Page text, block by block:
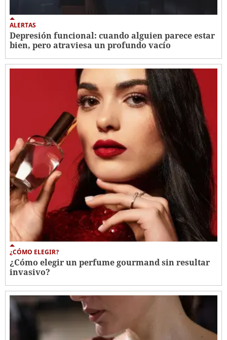
ALERTAS
Depresión funcional: cuando alguien parece estar
bien, pero atraviesa un profundo vacío
¿CÓMO ELEGIR?
¿Cómo elegir un perfume gourmand sin resultar
invasivo?